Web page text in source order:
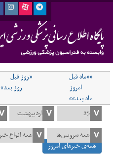
««ماه قبل
«روز قبل
امروز
روز بعد»
ماه بعد»»
همه‌ی خبرهای امروز